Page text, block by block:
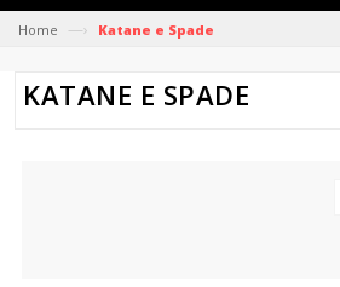
Home —› Katane e Spade
KATANE E SPADE